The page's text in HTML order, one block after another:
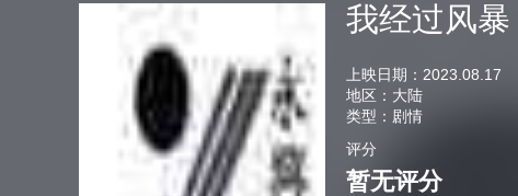
我经过风暴
上映日期： 2023.08.17
地区： 大陆
类型： 剧情
评分
暂无评分